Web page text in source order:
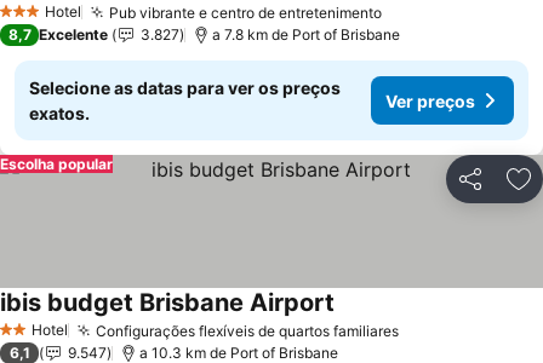
3 EstrelasHotel Pub vibrante e centro de entretenimento
8,7 Excelente 3.827 a 7.8 km de Port of Brisbane
Selecione as datas para ver os preços
exatos.
Ver preços
Partilhar
Escolha popular
2 Estrelas
Hotel Configurações flexíveis de quartos familiares
ibis budget Brisbane Airport
6,1 9.547 a 10.3 km de Port of Brisbane